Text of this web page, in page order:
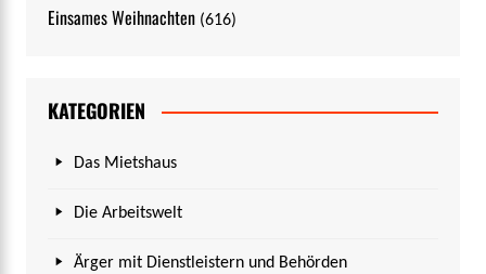
Einsames Weihnachten (616)
KATEGORIEN
Das Mietshaus
Die Arbeitswelt
Ärger mit Dienstleistern und Behörden